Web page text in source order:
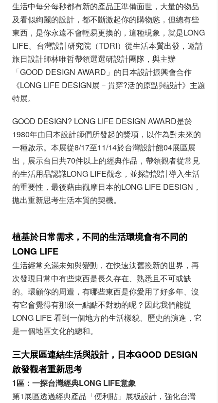
生活中每分每秒都有新的產品正準備面世，大量的物品
及看似絢麗的設計，都不斷激起你的購物慾，但總有些
東西，是你永遠不會輕易更換的，這種現象，就是LONG
LIFE。台灣設計研究院（TDRI）從生活本質出發，邀請
旅日設計師林唯哲帶領選選研設計團隊，與主辦
「GOOD DESIGN AWARD」的日本設計振興會合作
《LONG LIFE DESIGN展－貫穿?活的原點與設計》主題
特展。
GOOD DESIGN? LONG LIFE DESIGN AWARD是於
1980年由日本設計師們所發起的獎項，以作為對未來的
一種啟示。本展從8/17至11/14於台灣設計館04展區展
出，展示台日共70件以上的經典作品，帶領觀者從常見
的生活用品認識LONG LIFE觀念，並探討設計導入生活
的重要性，最後藉由觀摩日本的LONG LIFE DESIGN，
拋出重新思考生活本質的契機。
植基於日常需求，不同的生活環境會有不同的
LONG LIFE
生活經常充滿未知與變動，在快速汰舊換新的世界，再
次發現日常中有些東西是長久存在、熟悉且不可或缺
的。環顧你的周遭，有哪些東西是你愛用了好多年、沒
有它會覺得有那麼一點點不對勁的呢？因此我們能從
LONG LIFE 看到一個地方的生活樣貌、歷史的演進，它
是一個地區文化的總和。
三大展區連結生活與設計，日本GOOD DESIGN
啟發觀者重新思考
1區：一探台灣經典LONG LIFE意象
第1展區透過經典產品「便利貼」展板設計，強化台灣